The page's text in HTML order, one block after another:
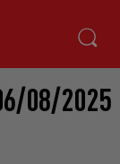
08/2025